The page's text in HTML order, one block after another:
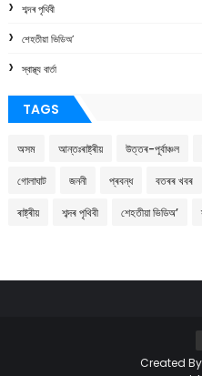
শব্দৰ পৃথিবী
শেহতীয়া ভিডিঅ’
স্বাস্থ্য বাৰ্তা
TAGS
অসম আন্তঃৰাষ্ট্ৰীয় উত্তৰ-পূৰ্বাঞ্চল
গোলাঘাট জননী প্ৰবন্ধ বতৰৰ খবৰ
ৰাষ্ট্ৰীয় শব্দৰ পৃথিবী শেহতীয়া ভিডিঅ’
Created By